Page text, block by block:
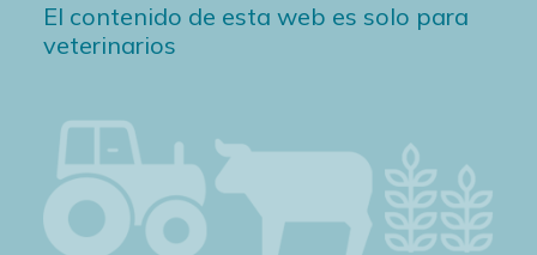
El contenido de esta web es solo para
veterinarios